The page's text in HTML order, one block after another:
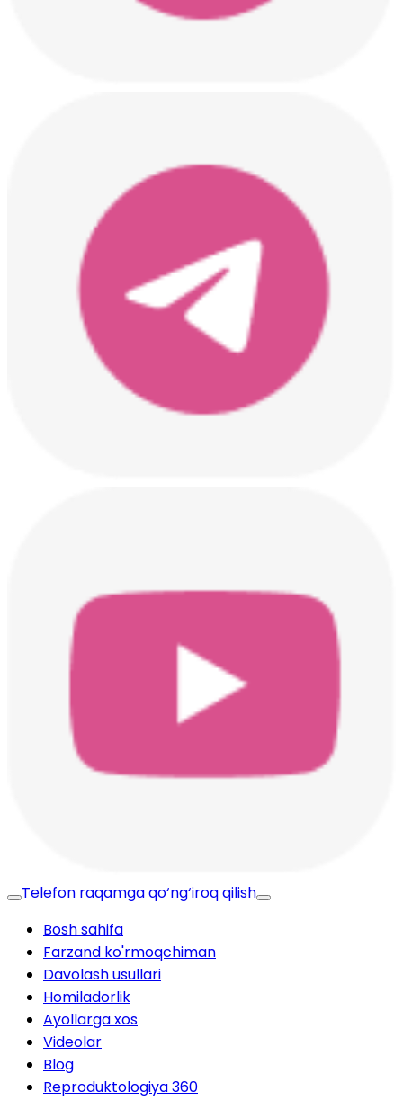
Telefon raqamga qo‘ng‘iroq qilish
Bosh sahifa
Farzand ko'rmoqchiman
Davolash usullari
Homiladorlik
Ayollarga xos
Videolar
Blog
Reproduktologiya 360